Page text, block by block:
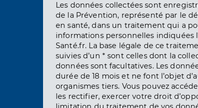
Les données collectées sont
de la Prévention, représenté par le
en santé, dans un traitement qui a
informations personnelles indiquées
Santé.fr. La base légale de ce
suivies d’un * sont celles dont la
données sont facultatives. Les
durée de 18 mois et ne font l’objet
organismes tiers. Vous pouvez
les rectifier, exercer votre droit